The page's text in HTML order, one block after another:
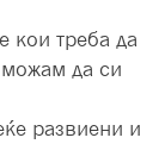
кои треба да
можам да си
развиени и